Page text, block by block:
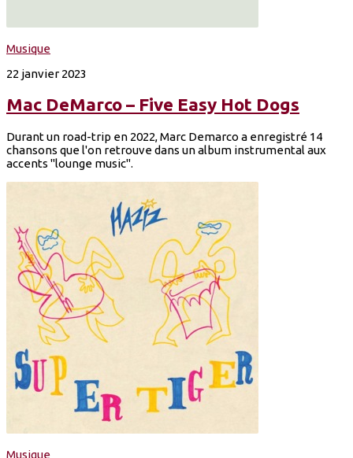
Musique
22 janvier 2023
Mac DeMarco – Five Easy Hot Dogs
Durant un road-trip en 2022, Marc Demarco a enregistré 14
chansons que l'on retrouve dans un album instrumental aux
accents "lounge music".
Musique